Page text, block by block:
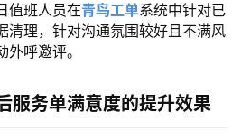
值班人员在青鸟工单系统中针对已
清理，针对沟通氛围较好且不满风
呼邀评。
服务单满意度的提升效果